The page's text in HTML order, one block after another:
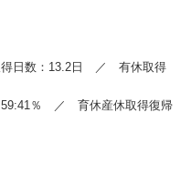
日数：13.2日 ／ 有休取得
％ ／ 育休産休取得復帰